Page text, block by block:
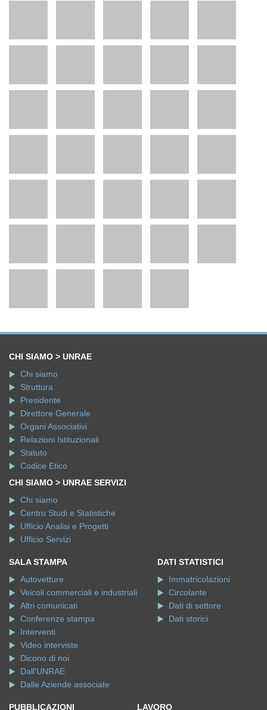
CHI SIAMO > UNRAE
Chi siamo
Struttura
Presidente
Direttore Generale
Organi Associativi
Relazioni Istituzionali
Statuto
Codice Etico
CHI SIAMO > UNRAE SERVIZI
Chi siamo
Centro Studi e Statistiche
Ufficio Analisi e Progetti
Ufficio Servizi
SALA STAMPA
Autovetture
Veicoli commerciali e industriali
Altri comunicati
Conferenze stampa
Interventi
Video interviste
Dicono di noi
Dall'UNRAE
Dalle Aziende associate
DATI STATISTICI
Immatricolazioni
Circolante
Dati di settore
Dati storici
PUBBLICAZIONI LAVORO